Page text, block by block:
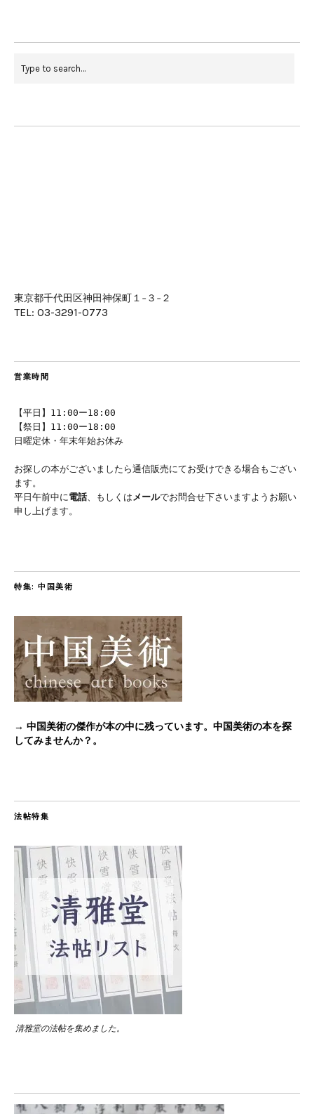
東京都千代田区神田神保町１−３−２
TEL: 03-3291-0773
営業時間
【平日】11:00ー18:00
【祭日】11:00ー18:00
日曜定休・年末年始お休み
お探しの本がございましたら通信販売にてお受けできる場合もござい
ます。
平日午前中に電話、もしくはメールでお問合せ下さいますようお願い
申し上げます。
特集: 中国美術
→ 中国美術の傑作が本の中に残っています。中国美術の本を探
してみませんか？。
法帖特集
清雅堂の法帖を集めました。